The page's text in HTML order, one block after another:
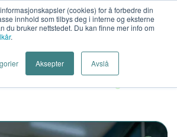
(cookies) for å forbedre din
innhold som tilbys deg i interne og eksterne
du bruker nettstedet. Du kan finne mer info om
.
Aksepter Avslå